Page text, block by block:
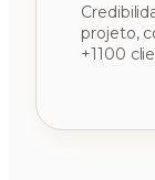
projeto,
+1100